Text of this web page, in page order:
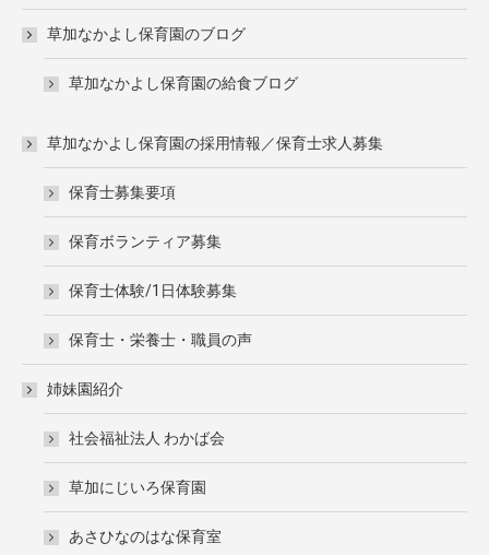
草加なかよし保育園のブログ
草加なかよし保育園の給食ブログ
草加なかよし保育園の採用情報／保育士求人募集
保育士募集要項
保育ボランティア募集
保育士体験/1日体験募集
保育士・栄養士・職員の声
姉妹園紹介
社会福祉法人 わかば会
草加にじいろ保育園
あさひなのはな保育室